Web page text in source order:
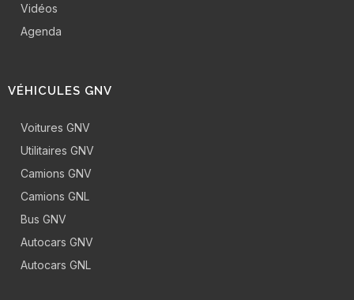
Vidéos
Agenda
VÉHICULES GNV
Voitures GNV
Utilitaires GNV
Camions GNV
Camions GNL
Bus GNV
Autocars GNV
Autocars GNL